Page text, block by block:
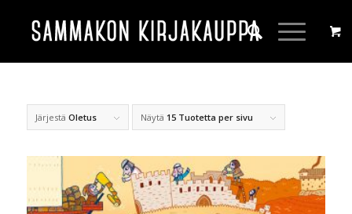
Järjestä Oletus Näytä 15 Tuotetta per sivu